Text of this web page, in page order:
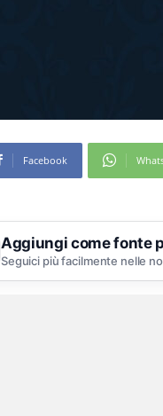
Facebook
Aggiungi come fonte
Seguici più facilmente nelle